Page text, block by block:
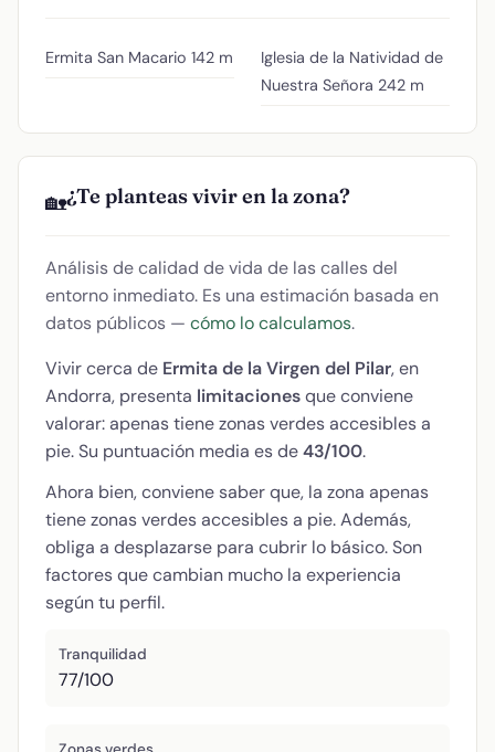
Ermita San Macario 142 m
Iglesia de la Natividad de
Nuestra Señora 242 m
🏡¿Te planteas vivir en la zona?
Análisis de calidad de vida de las calles del
entorno inmediato. Es una estimación basada en
datos públicos — cómo lo calculamos.
Vivir cerca de Ermita de la Virgen del Pilar, en
Andorra, presenta limitacionesque conviene
valorar: apenas tiene zonas verdes accesibles a
pie. Su puntuación media es de43/100.
Ahora bien, conviene saber que, la zona apenas
tiene zonas verdes accesibles a pie. Además,
obliga a desplazarse para cubrir lo básico. Son
factores que cambian mucho la experiencia
según tu perfil.
Tranquilidad
77/100